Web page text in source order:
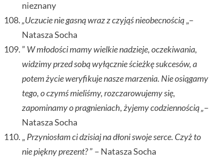
nieznany
„Uczucie nie gasną wraz z czyjąś nieobecnością„–
Natasza Socha
” W młodości mamy wielkie nadzieje, oczekiwania,
widzimy przed sobą wyłącznie ścieżkę sukcesów, a
potem życie weryfikuje nasze marzenia. Nie osiągamy
tego, o czymś mieliśmy, rozczarowujemy się,
zapominamy o pragnieniach, żyjemy codziennością „–
Natasza Socha
„ Przyniosłam ci dzisiaj na dłoni swoje serce. Czyż to
nie piękny prezent?” – Natasza Socha